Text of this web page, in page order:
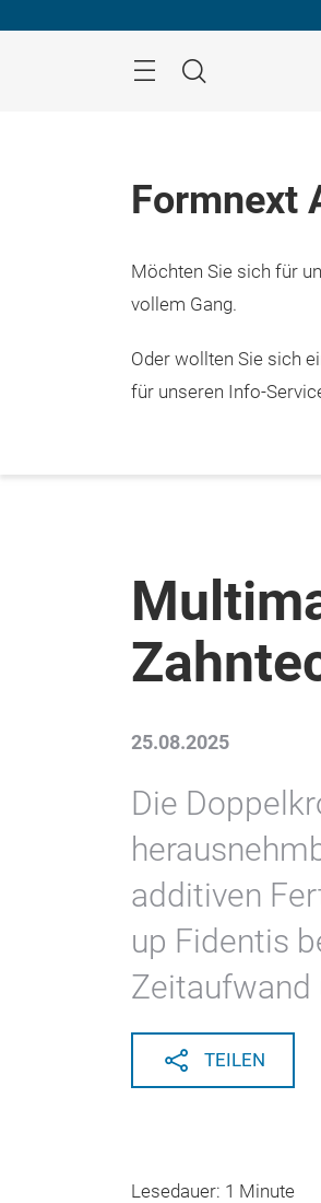
Suche
Formnext
Möchten Sie sich für
vollem Gang.
Oder wollten Sie sich
für unseren Info-
25.08.2025
Die
additiven
up Fidentis
Zeitaufwand
TEILEN
Lesedauer: 1 Minute